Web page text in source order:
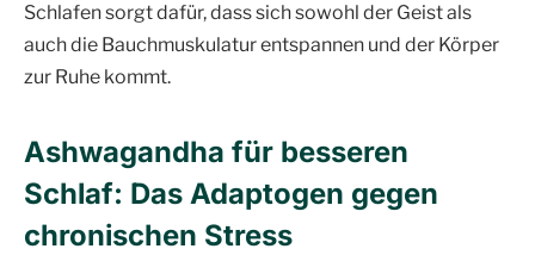
Schlafen sorgt dafür, dass sich sowohl der Geist als
auch die Bauchmuskulatur entspannen und der Körper
zur Ruhe kommt.
Ashwagandha für besseren
Schlaf: Das Adaptogen gegen
chronischen Stress